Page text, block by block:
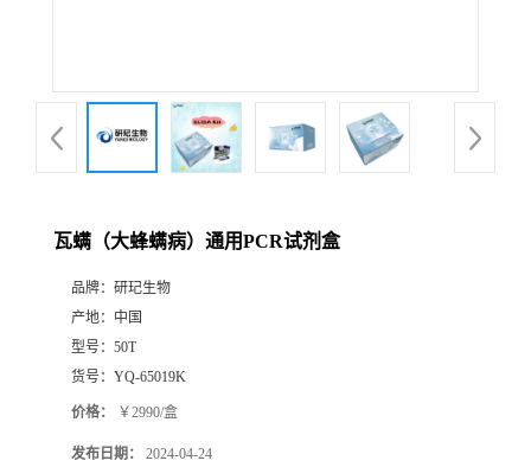
瓦螨（大蜂螨病）通用PCR试剂盒
品牌： 研玘生物
产地： 中国
型号： 50T
货号： YQ-65019K
价格： ￥2990/盒
发布日期： 2024-04-24